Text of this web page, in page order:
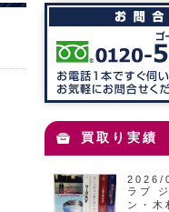
買取り実績
2026/
ラブ
ン・木